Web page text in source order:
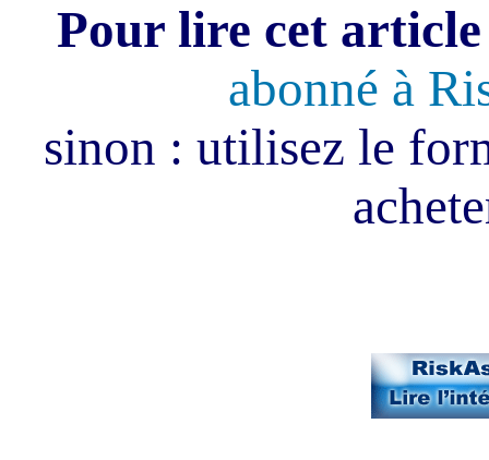
Pour lire cet
abonné à
sinon : utilisez le